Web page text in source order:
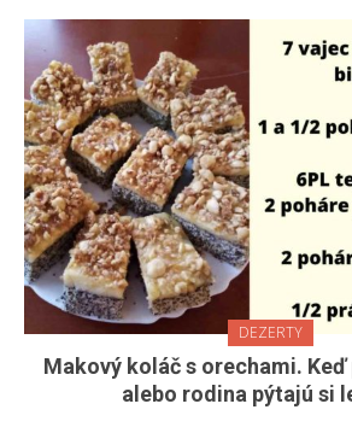
DEZERTY
Makový koláč s orechami.
alebo rodina pýtajú si